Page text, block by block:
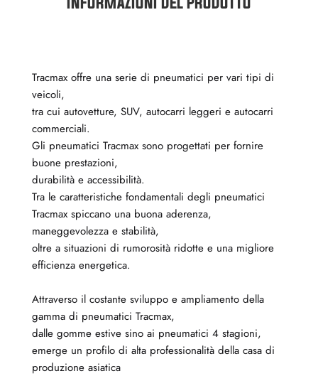
Tracmax offre una serie di pneumatici per vari tipi di
veicoli,
tra cui autovetture, SUV, autocarri leggeri e autocarri
commerciali.
Gli pneumatici Tracmax sono progettati per fornire
buone prestazioni,
durabilità e accessibilità.
Tra le caratteristiche fondamentali degli pneumatici
Tracmax spiccano una buona aderenza,
maneggevolezza e stabilità,
oltre a situazioni di rumorosità ridotte e una migliore
efficienza energetica.
Attraverso il costante sviluppo e ampliamento della
gamma di pneumatici Tracmax,
dalle gomme estive sino ai pneumatici 4 stagioni,
emerge un profilo di alta professionalità della casa di
produzione asiatica